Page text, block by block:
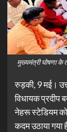
मुख्यमंत्री घोषणा
रुड़की, 9 मई।
विधायक प्रदीप
नेहरू स्टेडियम
कदम उठाया